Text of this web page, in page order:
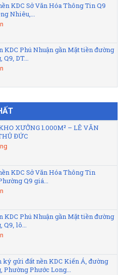
KDC Sở Văn Hóa Thông Tin Q9
Nhiêu,...
KDC Phú Nhuận gần Mặt tiền đường
DT...
XƯỞNG 1.000M² – LÊ VĂN
ĐỨC
KDC Sở Văn Hóa Thông Tin
Q9 giá...
KDC Phú Nhuận gần Mặt tiền đường
Q9, lô...
ký gửi đất nền KDC Kiến Á, đường
Phường Phước Long...